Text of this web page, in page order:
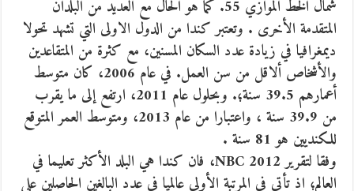
شمال الخط الموازي 55. كما هو الحال مع العديد من البلدان
المتقدمة الأخرى . وتعتبر كندا من الدول الاولى التي تشهد تحولا
ديمغرافيا في زيادة عدد السكان المسنين، مع كثرة من المتقاعدين
والأشخاص ألاقل من سن العمل. في عام 2006، كان متوسط
أعمارهم 39.5 سنة؛. وبحلول عام 2011، ارتفع إلى ما يقرب
من 39.9 سنة ، واعتبارا من عام 2013، ومتوسط العمر المتوقع
للكنديين هو 81 سنة .
وفقا لتقرير NBC 2012، فان كندا هي البلد الأكثر تعليما في
العالم؛ اذ تأتي في المرتبة الأولى عالميا في عدد البالغين الحاصلين على